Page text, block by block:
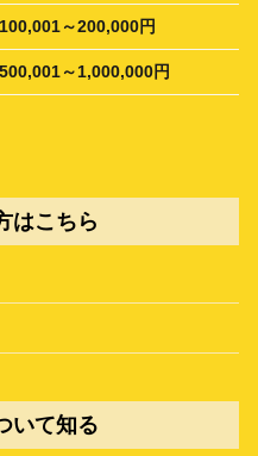
100,001～200,000円
500,001～1,000,000円
はこちら
いて知る